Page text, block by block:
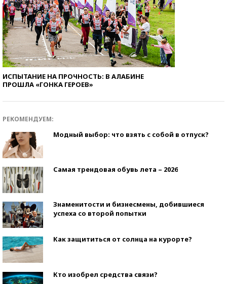
ИСПЫТАНИЕ НА ПРОЧНОСТЬ: В АЛАБИНЕ
ПРОШЛА «ГОНКА ГЕРОЕВ»
РЕКОМЕНДУЕМ:
Модный выбор: что взять с собой в отпуск?
Самая трендовая обувь лета – 2026
Знаменитости и бизнесмены, добившиеся
успеха со второй попытки
Как защититься от солнца на курорте?
Кто изобрел средства связи?